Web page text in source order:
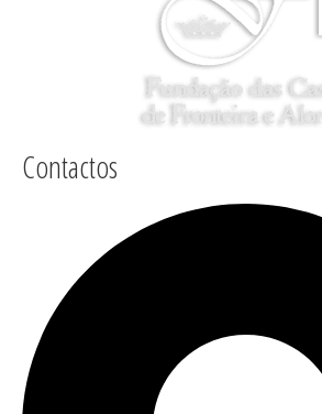
Contactos